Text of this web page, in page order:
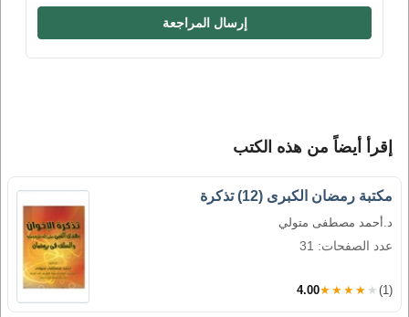
إرسال المراجعة
إقرأ أيضاً من هذه الكتب
مكتبة رمضان الكبرى (12) تذكرة
د.أحمد مصطفى متولي
عدد الصفحات: 31
4.00★★★★★ (1)